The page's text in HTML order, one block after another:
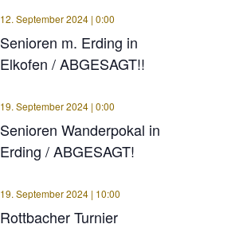
Senioren m. Erding in
Elkofen / ABGESAGT!!
12. September 2024 | 0:00
Senioren Wanderpokal in
Erding / ABGESAGT!
19. September 2024 | 0:00
Rottbacher Turnier
19. September 2024 | 10:00